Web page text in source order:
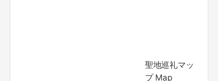
聖地巡礼マッ
プ Map